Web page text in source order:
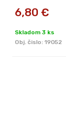
6,80 €
Skladom 3 ks
Obj. čislo: 19052